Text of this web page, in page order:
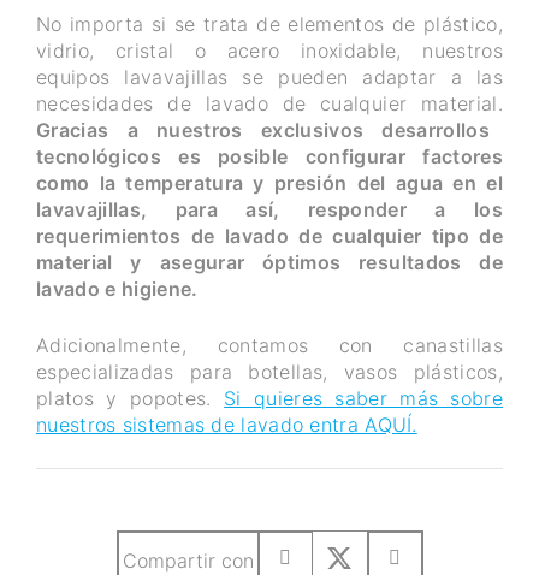
No importa si se trata de elementos de plástico,
vidrio, cristal o acero inoxidable, nuestros
equipos lavavajillas se pueden adaptar a las
necesidades de lavado de cualquier material.
Gracias a nuestros exclusivos desarrollos
tecnológicos es posible configurar factores
como la temperatura y presión del agua en el
lavavajillas, para así, responder a los
requerimientos de lavado de cualquier tipo de
material y asegurar óptimos resultados de
lavado e higiene.
Adicionalmente, contamos con canastillas
especializadas para botellas, vasos plásticos,
platos y popotes. Si quieres saber más sobre
nuestros sistemas de lavado entra AQUÍ.
Compartir con